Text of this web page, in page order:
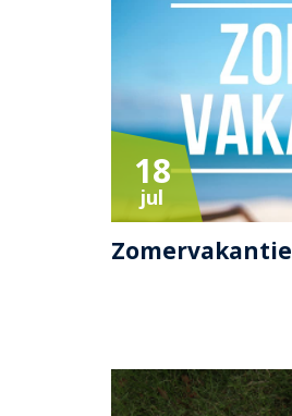
18
jul
Zomervakantie